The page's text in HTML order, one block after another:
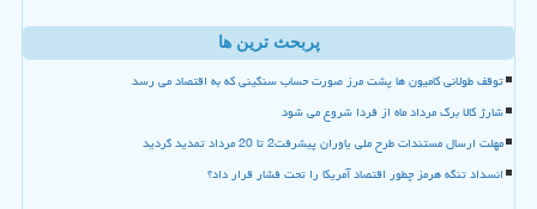
پربحث ترین ها
توقف طولانی کامیون ها پشت مرز صورت حساب سنگینی که به اقتصاد می رسد
شارژ کالا برگ مرداد ماه از فردا شروع می شود
مهلت ارسال مستندات طرح ملی یاوران پیشرفت2 تا 20 مرداد تمدید گردید
انسداد تنگه هرمز چطور اقتصاد آمریکا را تحت فشار قرار داد؟